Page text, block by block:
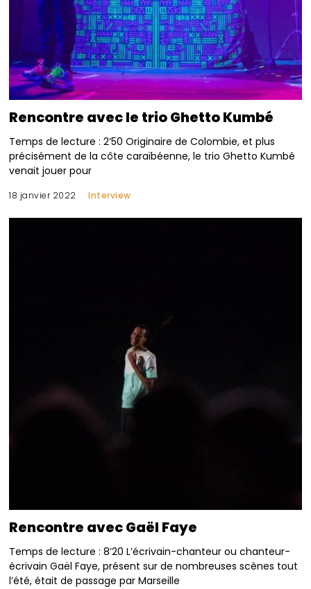
Rencontre avec le trio Ghetto Kumbé
Temps de lecture : 2’50 Originaire de Colombie, et plus
précisément de la côte caraïbéenne, le trio Ghetto Kumbé
venait jouer pour
18 janvier 2022 Interview
Rencontre avec Gaël Faye
Temps de lecture : 8’20 L’écrivain-chanteur ou chanteur-
écrivain Gaël Faye, présent sur de nombreuses scènes tout
l’été, était de passage par Marseille